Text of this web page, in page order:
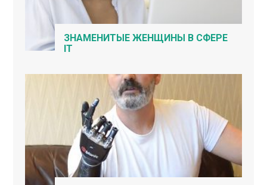
ЗНАМЕНИТЫЕ ЖЕНЩИНЫ В СФЕРЕ
IT